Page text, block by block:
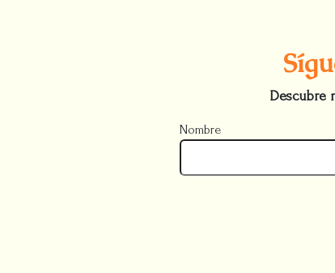
Descubre
Nombre